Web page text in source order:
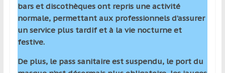
bars et discothèques ont repris une activité
normale, permettant aux professionnels d’assurer
un service plus tardif et à la vie nocturne et
festive.
De plus, le pass sanitaire est suspendu, le port du